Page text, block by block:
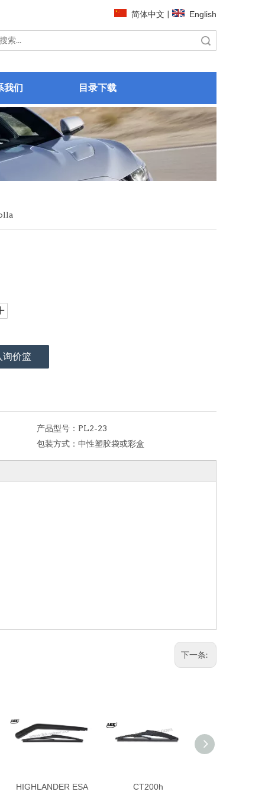
简体中文 English
我们 目录下载
询价篮
产品型号： PL2-23
包装方式： 中性塑胶袋或彩盒
下一条:
HIGHLANDER ESA CT200h